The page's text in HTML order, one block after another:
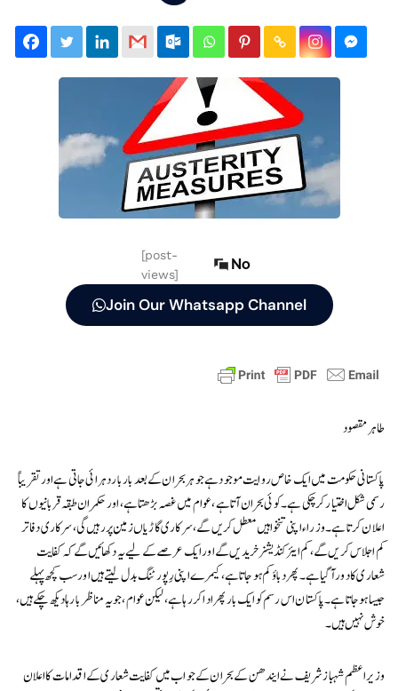
[post-
views]
No
Join Our Whatsapp Channel
طاہر مقصود
پاکستانی حکومت میں ایک خاص روایت موجود ہے جو ہر بحران کے بعد بار بار دہرائی جاتی ہے اور تقریباً
رسمی شکل اختیار کر چکی ہے۔ کوئی بحران آتا ہے، عوام میں غصہ بڑھتا ہے، اور حکمران طبقہ قربانیوں کا
اعلان کرتا ہے۔ وزراء اپنی تنخواہیں معطل کریں گے، سرکاری گاڑیاں زمین پر رہیں گی، سرکاری دفاتر
کم اجلاس کریں گے، کم ایئر کنڈیشنر خریدیں گے اور ایک عرصے کے لیے یہ دکھائیں گے کہ کفایت
شعاری کا دور آ گیا ہے۔ پھر دباؤ کم ہو جاتا ہے، کیمرے اپنی رِپورٹنگ بدل لیتے ہیں اور سب کچھ پہلے
جیسا ہو جاتا ہے۔ پاکستان اس رسم کو ایک بار پھر ادا کر رہا ہے، لیکن عوام، جو یہ مناظر بارہا دیکھ چکے ہیں،
خوش نہیں ہیں۔
وزیراعظم شہباز شریف نے ایندھن کے بحران کے جواب میں کفایت شعاری کے اقدامات کا اعلان